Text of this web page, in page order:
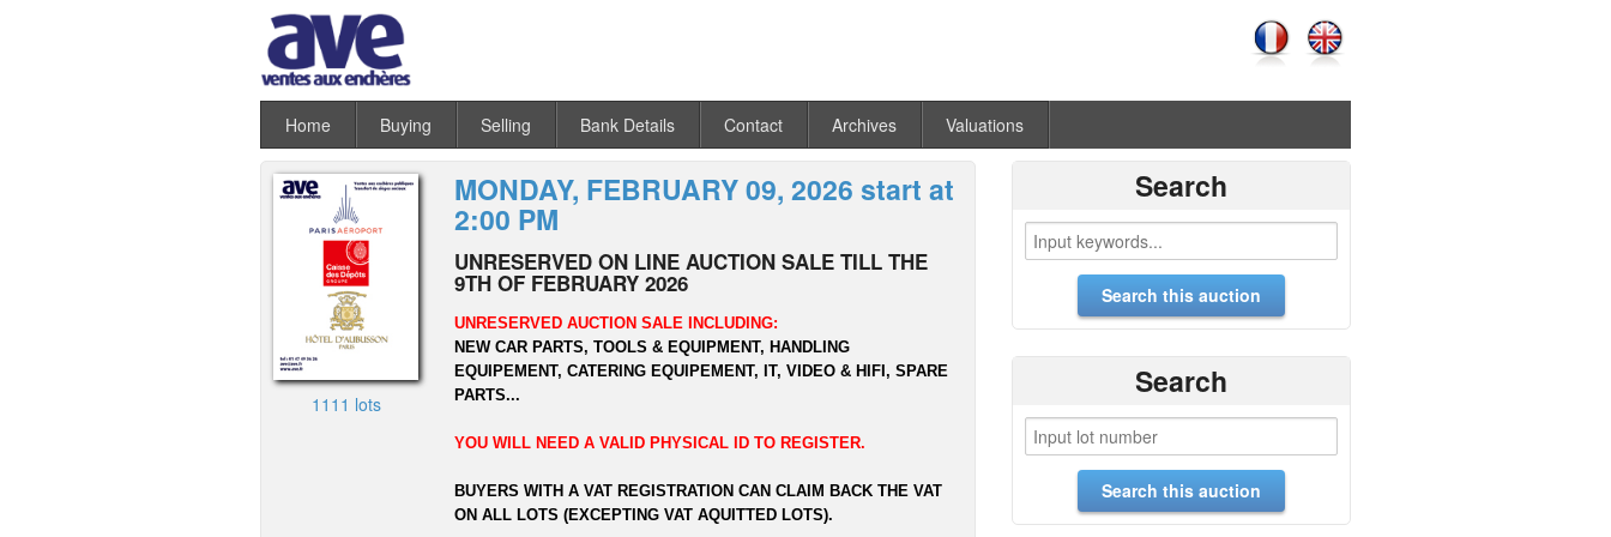
Home Buying Selling Bank Details Contact Archives Valuations
1111 lots
MONDAY, FEBRUARY 09, 2026 start at
2:00 PM
UNRESERVED ON LINE AUCTION SALE TILL THE
9TH OF FEBRUARY 2026
UNRESERVED AUCTION SALE INCLUDING:
NEW CAR PARTS, TOOLS & EQUIPMENT, HANDLING
EQUIPEMENT, CATERING EQUIPEMENT, IT, VIDEO & HIFI, SPARE
PARTS...
YOU WILL NEED A VALID PHYSICAL ID TO REGISTER.
BUYERS WITH A VAT REGISTRATION CAN CLAIM BACK THE VAT
ON ALL LOTS (EXCEPTING VAT AQUITTED LOTS).
Search
Search